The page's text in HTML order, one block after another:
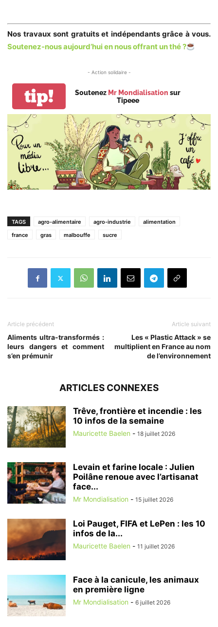
Nos travaux sont gratuits et indépendants grâce à vous.
Soutenez-nous aujourd’hui en nous offrant un thé ?
- Action solidaire -
tip! Soutenez Mr Mondialisation sur
Tipeee
TAGS agro-alimentaire agro-industrie
alimentation
france
gras malbouffe sucre
Article précédent
Aliments ultra-transformés :
leurs dangers et comment
s’en prémunir
Article suivant
Les « Plastic Attack » se
multiplient en France au nom
de l’environnement
ARTICLES CONNEXES
Trêve, frontière et incendie : les
10 infos de la semaine
Mauricette Baelen - 18 juillet 2026
Levain et farine locale : Julien
Poilâne renoue avec l’artisanat
face...
Mr Mondialisation - 15 juillet 2026
Loi Pauget, FIFA et LePen : les 10
infos de la...
Mauricette Baelen - 11 juillet 2026
Face à la canicule, les animaux
en première ligne
Mr Mondialisation - 6 juillet 2026